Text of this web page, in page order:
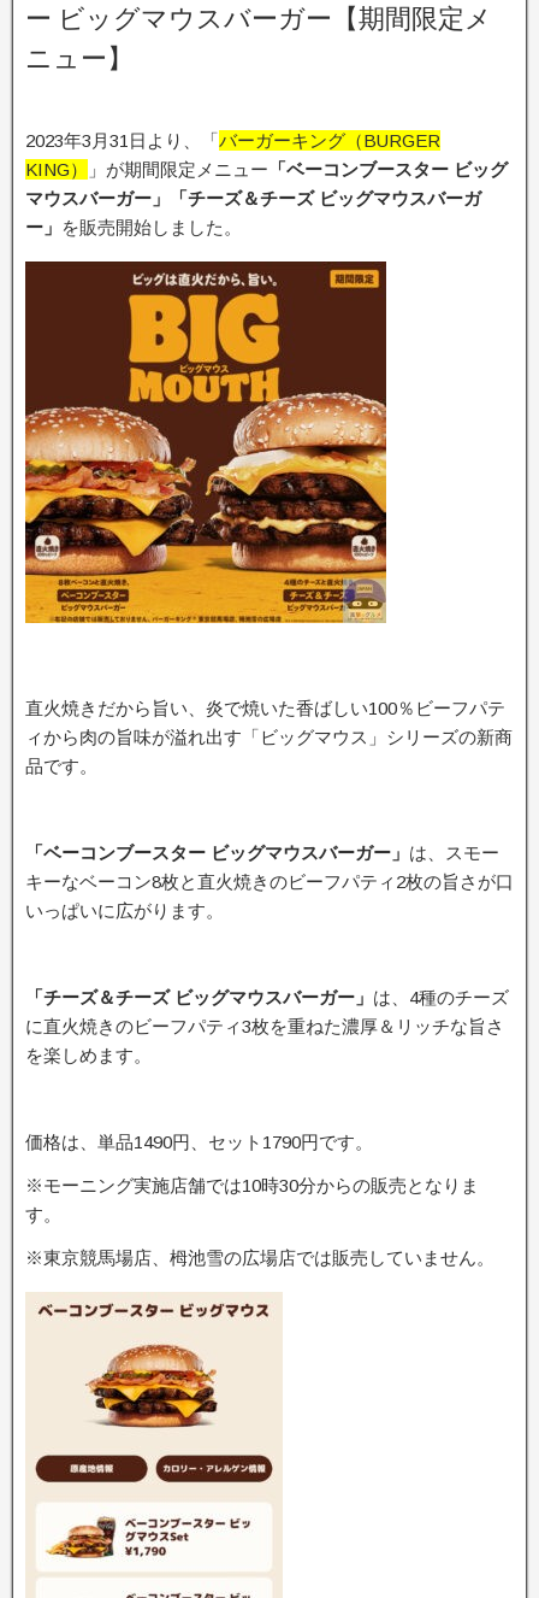
ー ビッグマウスバーガー【期間限定メ
ニュー】
2023年3月31日より、「バーガーキング（BURGER
KING）
」が期間限定メニュー 「ベーコンブースター ビッグ
マウスバーガー 」「チーズ＆チーズ ビッグマウスバーガ
ー」 を販売開始しました。
直火焼きだから旨い、炎で焼いた香ばしい100％ビーフパテ
ィから肉の旨味が溢れ出す「ビッグマウス」シリーズの新商
品です。
「ベーコンブースター ビッグマウスバーガー 」 は、スモー
キーなベーコン8枚と直火焼きのビーフパティ2枚の旨さが口
いっぱいに広がります。
「チーズ＆チーズ ビッグマウスバーガー」 は、4種のチーズ
に直火焼きのビーフパティ3枚を重ねた濃厚＆リッチな旨さ
を楽しめます。
価格は、単品1490円、セット1790円です。
※モーニング実施店舗では10時30分からの販売となりま
す。
※東京競馬場店、栂池雪の広場店では販売していません。